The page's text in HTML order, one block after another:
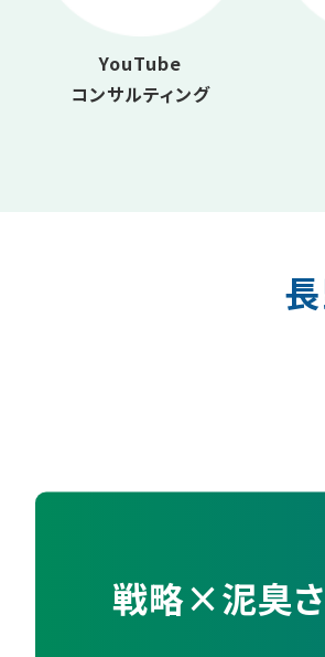
YouTube
コンサルティング
戦略×泥臭さ